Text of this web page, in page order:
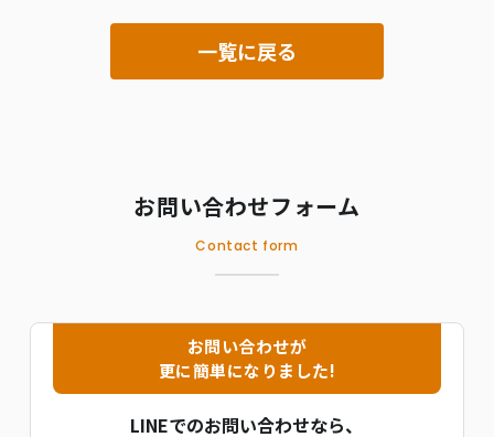
一覧に戻る
お問い合わせフォーム
Contact form
お問い合わせが
更に簡単になりました!
LINEでのお問い合わせなら、